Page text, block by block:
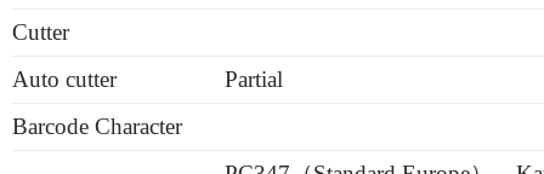
Cutter
Auto cutter
Partial
Barcode Character